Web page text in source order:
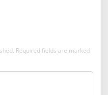
Required fields are marked